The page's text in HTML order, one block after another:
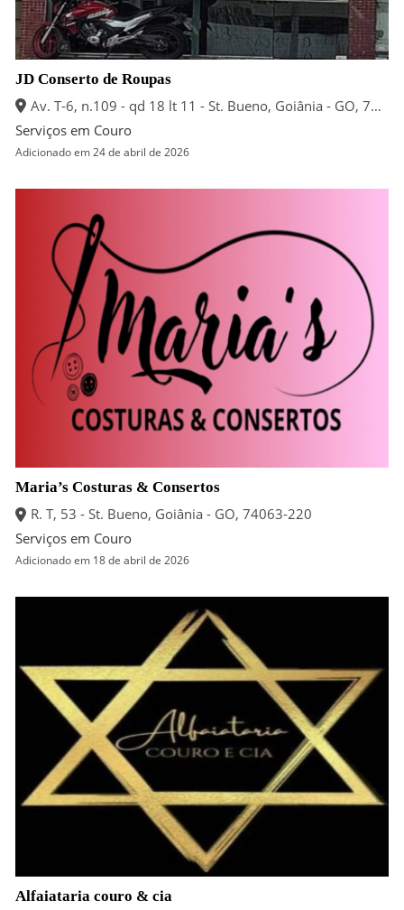
JD Conserto de Roupas
Av. T-6, n.109 - qd 18 lt 11 - St. Bueno, Goiânia - GO, 74535-150
Serviços em Couro
Adicionado em 24 de abril de 2026
Maria’s Costuras & Consertos
R. T, 53 - St. Bueno, Goiânia - GO, 74063-220
Serviços em Couro
Adicionado em 18 de abril de 2026
Alfaiataria couro & cia